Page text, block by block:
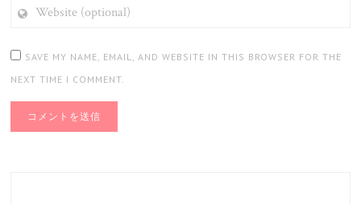
(OPTIONAL)
SAVE MY NAME, EMAIL, AND WEBSITE IN THIS BROWSER FOR THE
NEXT TIME I COMMENT.